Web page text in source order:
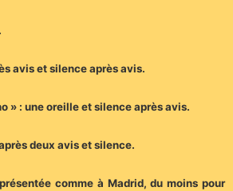
avis et silence après avis.
» : une oreille et silence après avis.
deux avis et silence.
comme à Madrid, du moins pour